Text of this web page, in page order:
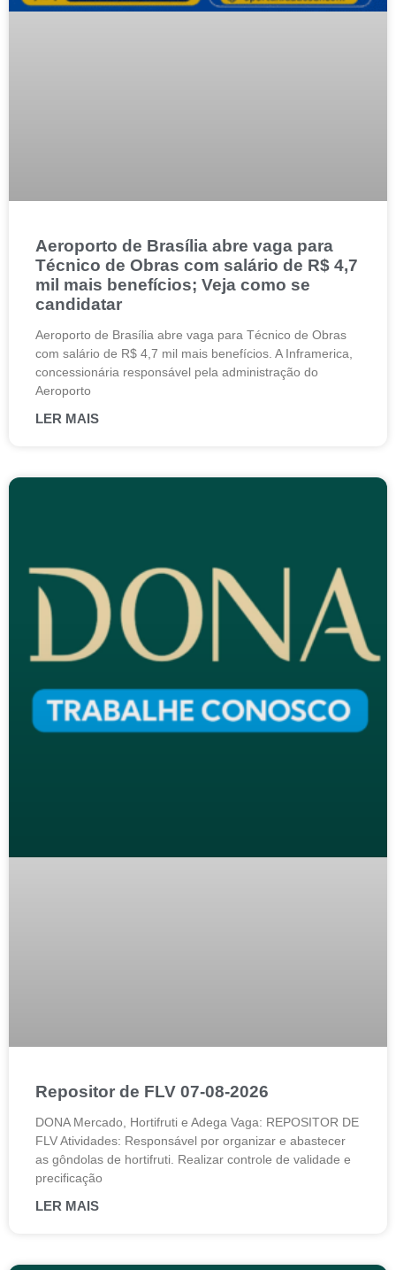
Aeroporto de Brasília abre vaga para
Técnico de Obras com salário de R$ 4,7
mil mais benefícios; Veja como se
candidatar
Aeroporto de Brasília abre vaga para Técnico de Obras
com salário de R$ 4,7 mil mais benefícios. A Inframerica,
concessionária responsável pela administração do
Aeroporto
LER MAIS
Repositor de FLV 07-08-2026
DONA Mercado, Hortifruti e Adega Vaga: REPOSITOR DE
FLV Atividades: Responsável por organizar e abastecer
as gôndolas de hortifruti. Realizar controle de validade e
precificação
LER MAIS